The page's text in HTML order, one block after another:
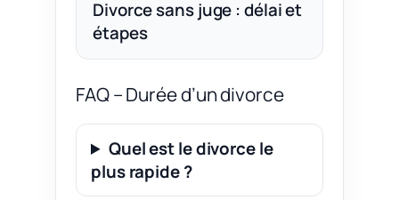
Divorce sans juge : délai et
étapes
FAQ – Durée d’un divorce
Quel est le divorce le
plus rapide ?